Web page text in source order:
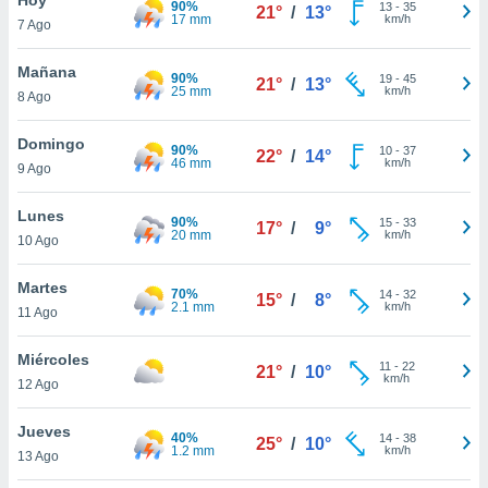
y
en
más
de
7 Ago
90%
17 mm
21° / 13° 13- 35
km/h
Mañana
8 Ago
90%
25 mm
21° / 13° 19- 45
km/h
Domingo
9 Ago
90%
46 mm
22° / 14° 10- 37
km/h
Lunes
10 Ago
90%
20 mm
17° / 9° 15- 33
km/h
Martes
11 Ago
70%
2.1 mm
15° / 8° 14- 32
km/h
Miércoles
12 Ago
21° / 10° 11 - 22
km/h
Jueves
13 Ago
40%
1.2 mm
25° / 10° 14- 38
km/h